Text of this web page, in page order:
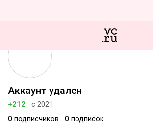
Аккаунт удален
+212
с 2021
0 подписчиков 0 подписок